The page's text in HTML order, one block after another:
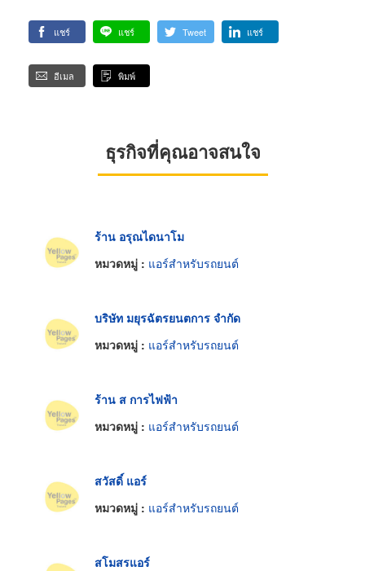
แชร์ แชร์ Tweet แชร์
อีเมล พิมพ์
ธุรกิจที่คุณอาจสนใจ
ร้าน อรุณไดนาโม
หมวดหมู่ : แอร์สำหรับรถยนต์
บริษัท มยุรฉัตรยนตการ จำกัด
หมวดหมู่ : แอร์สำหรับรถยนต์
ร้าน ส การไฟฟ้า
หมวดหมู่ : แอร์สำหรับรถยนต์
สวัสดิ์ แอร์
หมวดหมู่ : แอร์สำหรับรถยนต์
สโมสรแอร์